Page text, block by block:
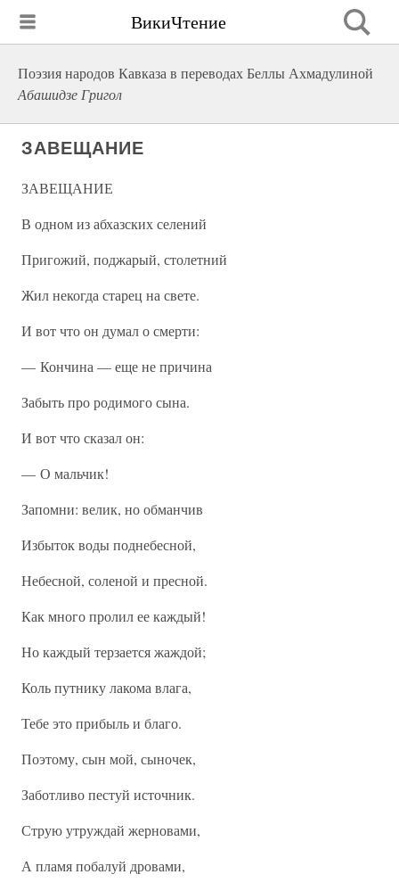
ВикиЧтение
Поэзия народов Кавказа в переводах Беллы Ахмадулиной
Абашидзе Григол
ЗАВЕЩАНИЕ
ЗАВЕЩАНИЕ
В одном из абхазских селений
Пригожий, поджарый, столетний
Жил некогда старец на свете.
И вот что он думал о смерти:
— Кончина — еще не причина
Забыть про родимого сына.
И вот что сказал он:
— О мальчик!
Запомни: велик, но обманчив
Избыток воды поднебесной,
Небесной, соленой и пресной.
Как много пролил ее каждый!
Но каждый терзается жаждой;
Коль путнику лакома влага,
Тебе это прибыль и благо.
Поэтому, сын мой, сыночек,
Заботливо пестуй источник.
Струю утруждай жерновами,
А пламя побалуй дровами,